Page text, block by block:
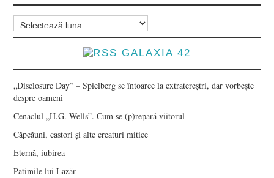
Arhive
GALAXIA 42
„Disclosure Day” – Spielberg se întoarce la extratereștri, dar vorbește
despre oameni
Cenaclul „H.G. Wells”. Cum se (p)repară viitorul
Căpcăuni, castori și alte creaturi mitice
Eternă, iubirea
Patimile lui Lazăr